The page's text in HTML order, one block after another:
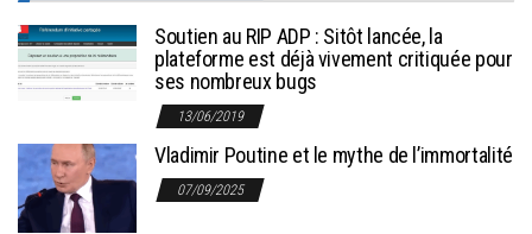
Soutien au RIP ADP : Sitôt lancée, la
plateforme est déjà vivement critiquée pour
ses nombreux bugs
13/06/2019
Vladimir Poutine et le mythe de l’immortalité
07/09/2025